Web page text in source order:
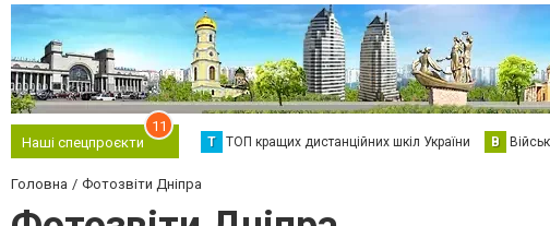
Наші спецпроєкти
11
Т ТОП кращих дистанційних шкіл України В
Головна Фотозвіти Дніпра